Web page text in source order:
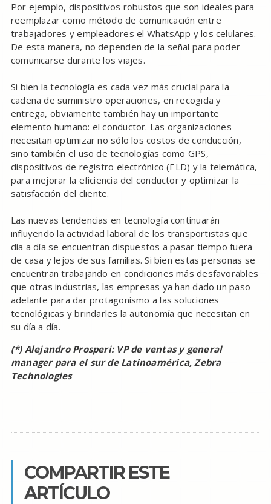
Por ejemplo, dispositivos robustos que son ideales para
reemplazar como método de comunicación entre
trabajadores y empleadores el WhatsApp y los celulares.
De esta manera, no dependen de la señal para poder
comunicarse durante los viajes.
Si bien la tecnología es cada vez más crucial para la
cadena de suministro operaciones, en recogida y
entrega, obviamente también hay un importante
elemento humano: el conductor. Las organizaciones
necesitan optimizar no sólo los costos de conducción,
sino también el uso de tecnologías como GPS,
dispositivos de registro electrónico (ELD) y la telemática,
para mejorar la eficiencia del conductor y optimizar la
satisfacción del cliente.
Las nuevas tendencias en tecnología continuarán
influyendo la actividad laboral de los transportistas que
día a día se encuentran dispuestos a pasar tiempo fuera
de casa y lejos de sus familias. Si bien estas personas se
encuentran trabajando en condiciones más desfavorables
que otras industrias, las empresas ya han dado un paso
adelante para dar protagonismo a las soluciones
tecnológicas y brindarles la autonomía que necesitan en
su día a día.
(*) Alejandro Prosperi: VP de ventas y general
manager para el sur de Latinoamérica, Zebra
Technologies
COMPARTIR ESTE
ARTÍCULO